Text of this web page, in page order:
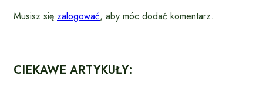
Musisz się zalogować, aby móc dodać komentarz.
CIEKAWE ARTYKUŁY: